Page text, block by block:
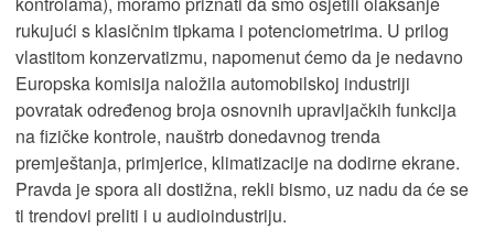
rukujući s klasičnim tipkama i potenciometrima. U prilog
vlastitom konzervatizmu, napomenut ćemo da je nedavno
Europska komisija naložila automobilskoj industriji
povratak određenog broja osnovnih upravljačkih funkcija
na fizičke kontrole, nauštrb donedavnog trenda
premještanja, primjerice, klimatizacije na dodirne ekrane.
Pravda je spora ali dostižna, rekli bismo, uz nadu da će se
ti trendovi preliti i u audioindustriju.